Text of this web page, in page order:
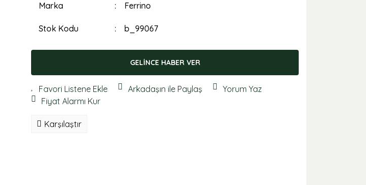
Marka Ferrino
Stok Kodu b_99067
GELİNCE HABER VER
Arkadaşın ile Paylaş
Yorum Yaz
Fiyat Alarmı Kur
Karşılaştır